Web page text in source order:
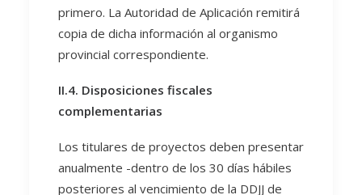
primero. La Autoridad de Aplicación remitirá
copia de dicha información al organismo
provincial correspondiente.
II.4. Disposiciones fiscales
complementarias
Los titulares de proyectos deben presentar
anualmente -dentro de los 30 días hábiles
posteriores al vencimiento de la DDJJ de